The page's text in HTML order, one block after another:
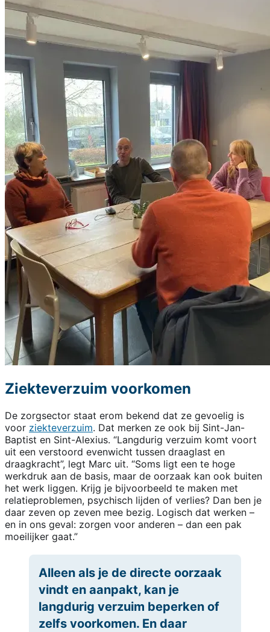
Ziekteverzuim voorkomen
De zorgsector staat erom bekend dat ze gevoelig is
voor ziekteverzuim. Dat merken ze ook bij Sint-Jan-
Baptist en Sint-Alexius. “Langdurig verzuim komt voort
uit een verstoord evenwicht tussen draaglast en
draagkracht”, legt Marc uit. “Soms ligt een te hoge
werkdruk aan de basis, maar de oorzaak kan ook buiten
het werk liggen. Krijg je bijvoorbeeld te maken met
relatieproblemen, psychisch lijden of verlies? Dan ben je
daar zeven op zeven mee bezig. Logisch dat werken –
en in ons geval: zorgen voor anderen – dan een pak
moeilijker gaat.”
Alleen als je de directe oorzaak
vindt en aanpakt, kan je
langdurig verzuim beperken of
zelfs voorkomen. En daar